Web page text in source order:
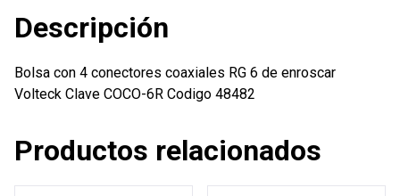
cantidad
Descripción
Bolsa con 4 conectores coaxiales RG 6 de enroscar
Volteck Clave COCO-6R Codigo 48482
Productos relacionados